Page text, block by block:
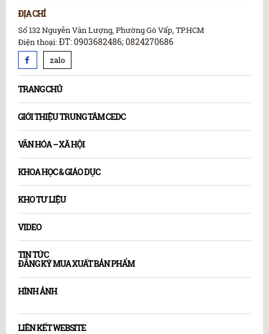
ĐỊA CHỈ
Số 132 Nguyễn Văn Lượng, Phường Gò Vấp, TP.HCM
Điện thoại:ĐT: 0903682486; 0824270686
zalo
TRANG CHỦ
GIỚI THIỆU TRUNG TÂM CEDC
VĂN HÓA – XÃ HỘI
KHOA HỌC & GIÁO DỤC
KHO TƯ LIỆU
VIDEO
TIN TỨC
ĐĂNG KÝ MUA XUẤT BẢN PHẨM
HÌNH ẢNH
LIÊN KẾT WEBSITE